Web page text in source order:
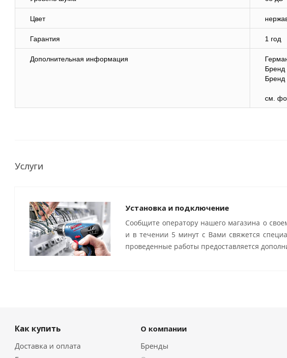
Цвет
Гарантия 1 год
Дополнительная информация
Бренд
Бренд
см.
Услуги
Установка и подключение
Сообщите оператору нашего магазина о
и в течении 5 минут с Вами свяжется
проведенные работы предоставляется
Как купить
Доставка и оплата
О компании
Бренды